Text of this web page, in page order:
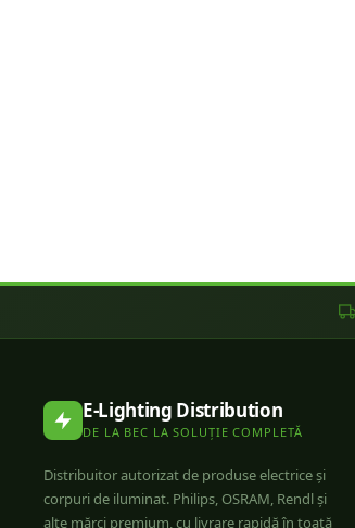
E-Lighting Distribution
DE LA BEC LA SOLUȚIE COMPLETĂ
Distribuitor autorizat de produse electrice și
corpuri de iluminat. Philips, OSRAM, Rendl și
alte mărci premium, cu livrare rapidă în toată